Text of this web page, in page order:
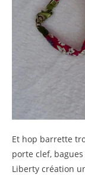
Et hop barrette
porte clef,
Liberty création